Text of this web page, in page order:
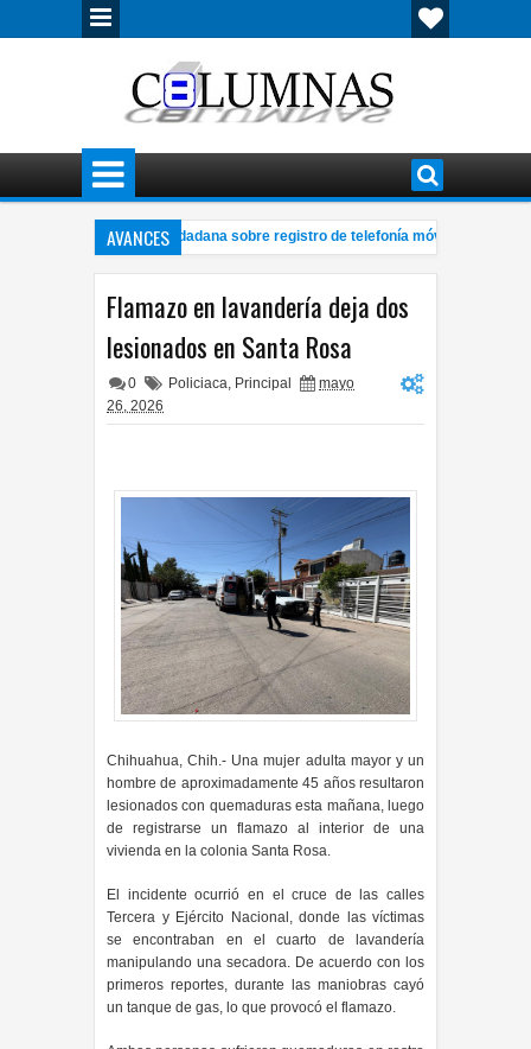
AVANCES
Sánchez a consulta ciudadana sobre registro de telefonía móvil
Flamazo en lavandería deja dos
lesionados en Santa Rosa
0 Policiaca, Principal
mayo
26, 2026
Chihuahua, Chih.- Una mujer adulta mayor y un
hombre de aproximadamente 45 años resultaron
lesionados con quemaduras esta mañana, luego
de registrarse un flamazo al interior de una
vivienda en la colonia Santa Rosa.
El incidente ocurrió en el cruce de las calles
Tercera y Ejército Nacional, donde las víctimas
se encontraban en el cuarto de lavandería
manipulando una secadora. De acuerdo con los
primeros reportes, durante las maniobras cayó
un tanque de gas, lo que provocó el flamazo.